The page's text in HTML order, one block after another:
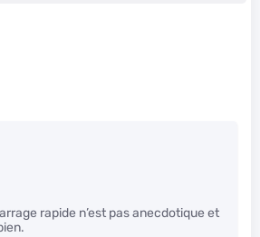
rapide n’est pas anecdotique et